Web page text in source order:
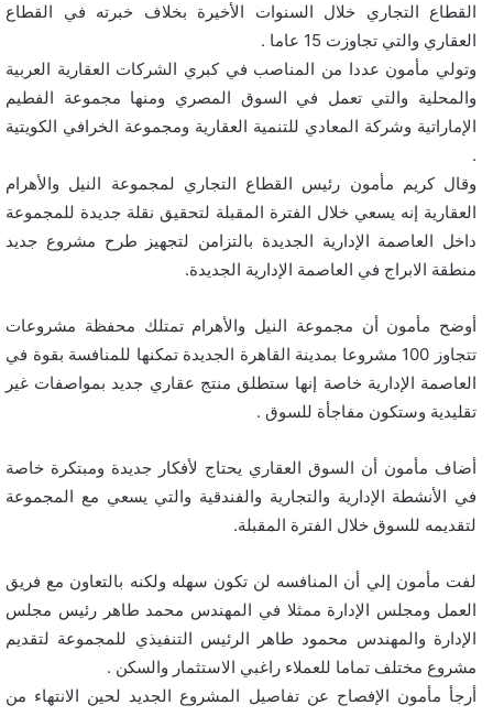
القطاع التجاري خلال السنوات الأخيرة بخلاف خبرته في القطاع
العقاري والتي تجاوزت 15 عاما .
وتولي مأمون عددا من المناصب في كبري الشركات العقارية العربية
والمحلية والتي تعمل في السوق المصري ومنها مجموعة الفطيم
الإماراتية وشركة المعادي للتنمية العقارية ومجموعة الخرافي الكويتية
.
وقال كريم مأمون رئيس القطاع التجاري لمجموعة النيل والأهرام
العقارية إنه يسعي خلال الفترة المقبلة لتحقيق نقلة جديدة للمجموعة
داخل العاصمة الإدارية الجديدة بالتزامن لتجهيز طرح مشروع جديد
منطقة الابراج في العاصمة الإدارية الجديدة.
أوضح مأمون أن مجموعة النيل والأهرام تمتلك محفظة مشروعات
تتجاوز 100 مشروعا بمدينة القاهرة الجديدة تمكنها للمنافسة بقوة في
العاصمة الإدارية خاصة إنها ستطلق منتج عقاري جديد بمواصفات غير
تقليدية وستكون مفاجأة للسوق .
أضاف مأمون أن السوق العقاري يحتاج لأفكار جديدة ومبتكرة خاصة
في الأنشطة الإدارية والتجارية والفندقية والتي يسعي مع المجموعة
لتقديمه للسوق خلال الفترة المقبلة.
لفت مأمون إلي أن المنافسه لن تكون سهله ولكنه بالتعاون مع فريق
العمل ومجلس الإدارة ممثلا في المهندس محمد طاهر رئيس مجلس
الإدارة والمهندس محمود طاهر الرئيس التنفيذي للمجموعة لتقديم
مشروع مختلف تماما للعملاء راغبي الاستثمار والسكن .
أرجأ مأمون الإفصاح عن تفاصيل المشروع الجديد لحين الانتهاء من